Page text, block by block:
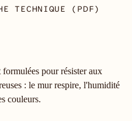
TECHNIQUE (PDF)
pour résister aux
: le mur respire, l'humidité
couleurs.